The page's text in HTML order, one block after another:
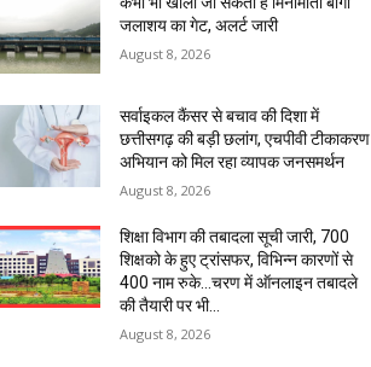
जलाशय का गेट, अलर्ट जारी
August 8, 2026
सर्वाइकल कैंसर से बचाव की दिशा में
छत्तीसगढ़ की बड़ी छलांग, एचपीवी टीकाकरण
अभियान को मिल रहा व्यापक जनसमर्थन
August 8, 2026
शिक्षा विभाग की तबादला सूची जारी, 700
शिक्षको के हुए ट्रांसफर, विभिन्न कारणों से
400 नाम रुके…चरण में ऑनलाइन तबादले
की तैयारी पर भी...
August 8, 2026